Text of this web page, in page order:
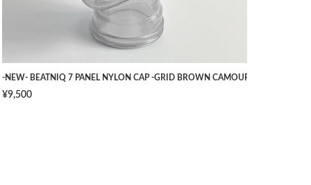
-NAVY- [W34]
-NEW- BEATNIQ 7 PANEL NYLON CAP -GRID BROWN CAMOUFLAGE- [ONE
¥9,500